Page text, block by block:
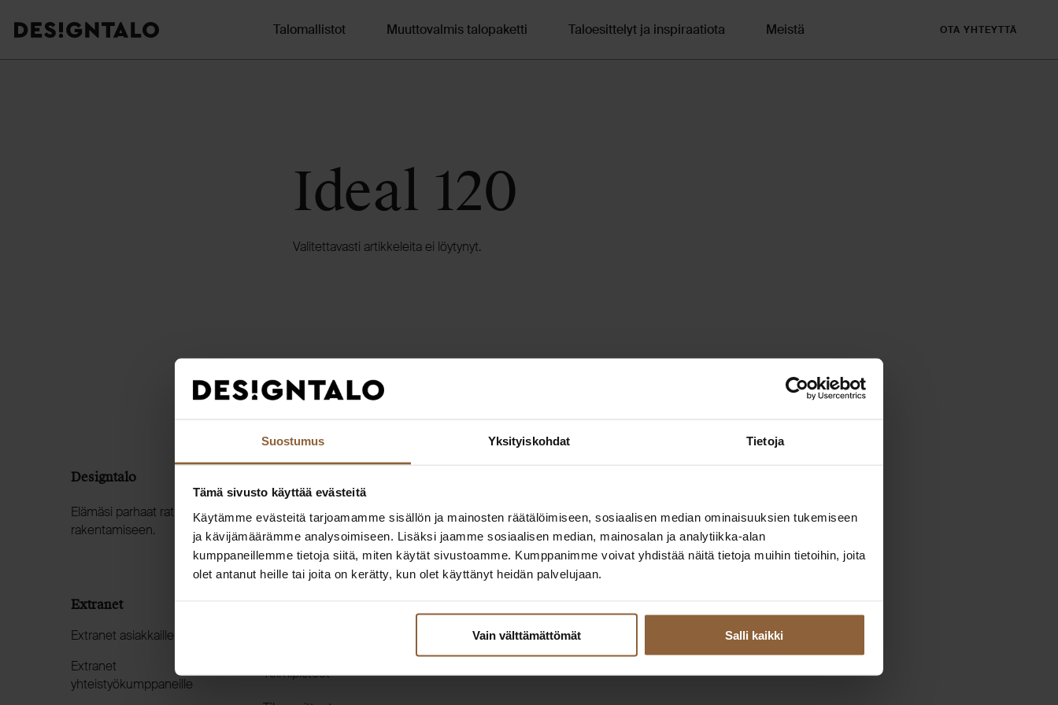
Suostumus Yksityiskohdat Tietoja
Tämä sivusto käyttää evästeitä
Käytämme evästeitä tarjoamamme sisällön ja mainosten räätälöimiseen, sosiaalisen median ominaisuuksien tukemiseen
ja kävijämäärämme analysoimiseen. Lisäksi jaamme sosiaalisen median, mainosalan ja analytiikka-alan
kumppaneillemme tietoja siitä, miten käytät sivustoamme. Kumppanimme voivat yhdistää näitä tietoja muihin tietoihin, joita
olet antanut heille tai joita on kerätty, kun olet käyttänyt heidän palvelujaan.
Vain välttämättömät Salli kaikki
Designtalo Talomallistot Muuttovalmis talopaketti Taloesittelyt ja inspiraatiota Meistä OTA YHTEYTTÄ
Ideal 120
Valitettavasti artikkeleita ei löytynyt.
Designtalo
Elämäsi parhaat ratkaisut muuttovalmiin kodin
rakentamiseen.
Extranet
Extranet asiakkaille
Extranet
yhteistyökumppaneille
Toimipisteet